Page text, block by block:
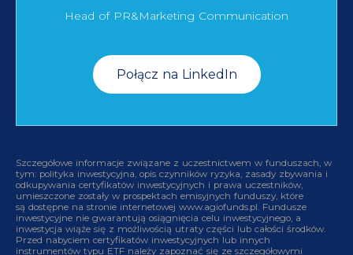
Head of PR&Marketing Communication
Połącz na LinkedIn
Szczegółowe informacje związane z uczestnictwem w funduszach, w
tym: polityka inwestycyjna, opis czynników ryzyka, zasady zbywania i
odkupywania certyfikatów inwestycyjnych i prawa uczestników,
umieszczone zostały w prospektach emisyjnych funduszy, które
są dostępne na stronie internetowej www.agiofunds.pl. Fundusze
inwestycyjne nie gwarantują osiągnięcia celu inwestycyjnego, a
inwestycja wiąże się z możliwością utraty części lub całości środków.
Przed nabyciem certyfikatów inwestycyjnych lub innych
instrumentów typu ETF należy zapoznać się ze szczegółowymi